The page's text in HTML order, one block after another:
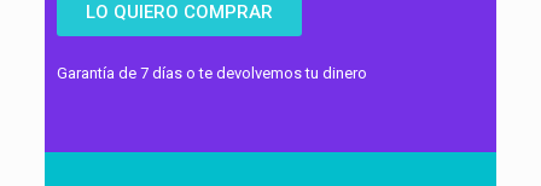
LO QUIERO COMPRAR
Garantía de 7 días o te devolvemos tu dinero